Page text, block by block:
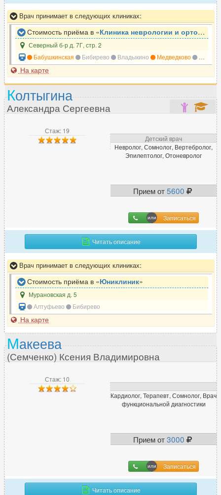
Терапевт 987
Травматолог 622
Травматолог-ортопед 617
Трансфузиолог
Трихолог 334
У
УЗИ-специалист
Уролог-андролог 312
226
20
Фтизиатр 13
Х
Химиотерапевт
Хирург
Хирург-ортопед 45
Ц
Цефалголог
38
Эндокринолог 519
Врач принимает в следующих клиниках:
Стоимость приёма в «Клиника неврологии и ортопедии ЗдравКлиник
Северный б-р д. 7Г, стр. 2
Бабушкинская
Бибирево Владыкино Медведково
На карте
Стаж: 19
Детский врач
Невролог, Сомнолог, Вертебролог,
Эпилептолог, Отоневролог
Прием от5600
Записаться
Колтыгина
Александра Сергеевна
Читать описание
Врач принимает в следующих клиниках:
Стоимость приёма в «Юниклиник»
Мурановская д. 5
Алтуфьево
Бибирево
На карте
Стаж: 10
Кардиолог, Терапевт, Сомнолог, Врач
функциональной диагностики
Прием от3000
Записаться
Макеева
(Семченко) Ксения Владимировна
Читать описание